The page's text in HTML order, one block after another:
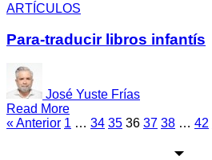
ARTÍCULOS
Para-traducir libros infantís
José Yuste Frías
Read More
« Anterior 1 … 34 35 36 37 38 … 42